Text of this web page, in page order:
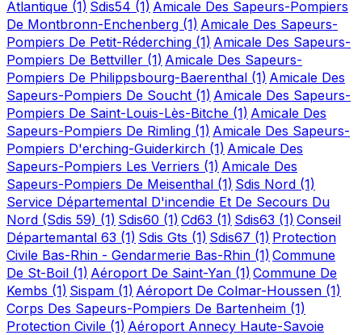
Atlantique (1) Sdis54 (1) Amicale Des Sapeurs-Pompiers
De Montbronn-Enchenberg (1) Amicale Des Sapeurs-
Pompiers De Petit-Réderching (1) Amicale Des Sapeurs-
Pompiers De Bettviller (1) Amicale Des Sapeurs-
Pompiers De Philippsbourg-Baerenthal (1) Amicale Des
Sapeurs-Pompiers De Soucht (1) Amicale Des Sapeurs-
Pompiers De Saint-Louis-Lès-Bitche (1) Amicale Des
Sapeurs-Pompiers De Rimling (1) Amicale Des Sapeurs-
Pompiers D'erching-Guiderkirch (1) Amicale Des
Sapeurs-Pompiers Les Verriers (1) Amicale Des
Sapeurs-Pompiers De Meisenthal (1) Sdis Nord (1)
Service Départemental D'incendie Et De Secours Du
Nord (Sdis 59) (1) Sdis60 (1) Cd63 (1) Sdis63 (1) Conseil
Départemantal 63 (1) Sdis Gts (1) Sdis67 (1) Protection
Civile Bas-Rhin - Gendarmerie Bas-Rhin (1) Commune
De St-Boil (1) Aéroport De Saint-Yan (1) Commune De
Kembs (1) Sispam (1) Aéroport De Colmar-Houssen (1)
Corps Des Sapeurs-Pompiers De Bartenheim (1)
Protection Civile (1) Aéroport Annecy Haute-Savoie